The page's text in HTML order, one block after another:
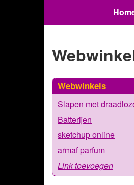
Webwinkels
Slapen met
Batterijen
sketchup online
armaf parfum
Link toevoegen